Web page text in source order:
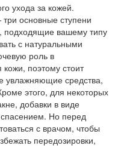
ухода за кожей.
основные ступени
подходящие вашему типу
с натуральными
роль в
поэтому стоит
увлажняющие средства,
этого, для некоторых
добавки в виде
Но перед
с врачом, чтобы
передозировки,